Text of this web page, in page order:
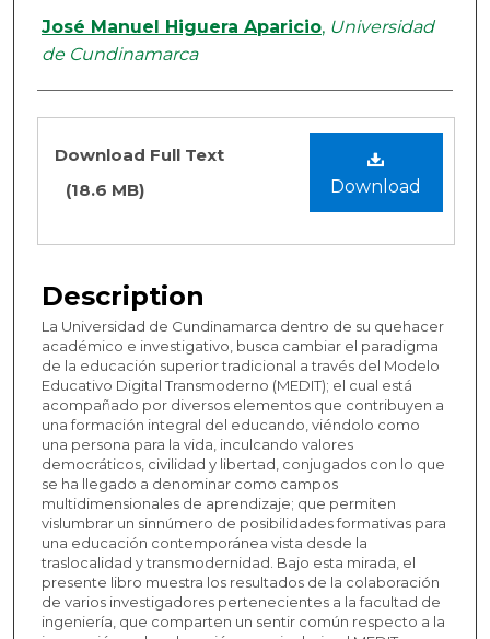
José Manuel Higuera Aparicio, Universidad
de Cundinamarca
Download
Download Full Text
(18.6 MB)
Description
La Universidad de Cundinamarca dentro de su quehacer
académico e investigativo, busca cambiar el paradigma
de la educación superior tradicional a través del Modelo
Educativo Digital Transmoderno (MEDIT); el cual está
acompañado por diversos elementos que contribuyen a
una formación integral del educando, viéndolo como
una persona para la vida, inculcando valores
democráticos, civilidad y libertad, conjugados con lo que
se ha llegado a denominar como campos
multidimensionales de aprendizaje; que permiten
vislumbrar un sinnúmero de posibilidades formativas para
una educación contemporánea vista desde la
traslocalidad y transmodernidad. Bajo esta mirada, el
presente libro muestra los resultados de la colaboración
de varios investigadores pertenecientes a la facultad de
ingeniería, que comparten un sentir común respecto a la